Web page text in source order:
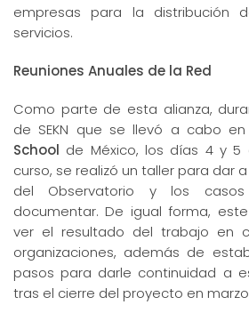
empresas para la distribución
servicios.
Reuniones Anuales de la Red
Como parte de esta alianza,
de SEKN que se llevó a cabo
School de México, los días 4 y
curso, se realizó un taller para dar
del Observatorio y los
documentar. De igual forma,
ver el resultado del trabajo en
organizaciones, además de
pasos para darle continuidad a
tras el cierre del proyecto en